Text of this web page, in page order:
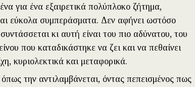
για ένα εξαιρετικά πολύπλοκο ζήτημα,
εύκολα συμπεράσματα. Δεν αφήνει ωστόσο
κι αυτή είναι του πιο αδύνατου, του
που καταδικάστηκε να ζει και να πεθαίνει
κυριολεκτικά και μεταφορικά.
την αντιλαμβάνεται, όντας πεπεισμένος πως